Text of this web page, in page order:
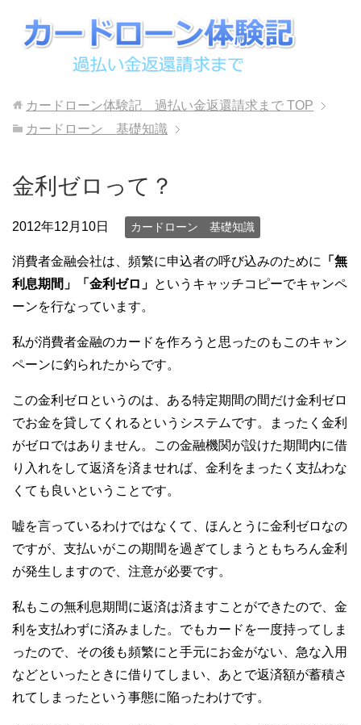
カードローン体験記 過払い金返還請求まで TOP
カードローン 基礎知識
金利ゼロって？
2012年12月10日 カードローン 基礎知識
消費者金融会社は、頻繁に申込者の呼び込みのために
「無
利息期間」「金利ゼロ」 というキャッチコピーでキャンペ
ーンを行なっています。
私が消費者金融のカードを作ろうと思ったのもこのキャン
ペーンに釣られたからです。
この金利ゼロというのは、ある特定期間の間だけ金利ゼロ
でお金を貸してくれるというシステムです。まったく金利
がゼロではありません。この金融機関が設けた期間内に借
り入れをして返済を済ませれば、金利をまったく支払わな
くても良いということです。
嘘を言っているわけではなくて、ほんとうに金利ゼロなの
ですが、支払いがこの期間を過ぎてしまうともちろん金利
が発生しますので、注意が必要です。
私もこの無利息期間に返済は済ますことができたので、金
利を支払わずに済みました。でもカードを一度持ってしま
ったので、その後も頻繁にと手元にお金がない、急な入用
などといったときに借りてしまい、あとで返済額が蓄積さ
れてしまったという事態に陥ったわけです。